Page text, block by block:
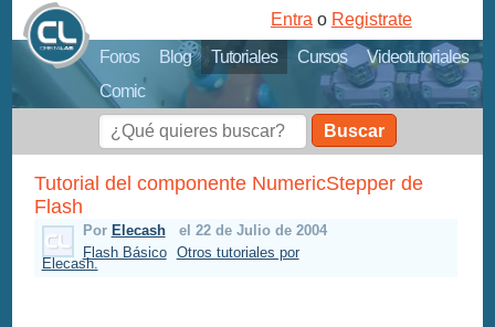
Foros Blog Tutoriales Cursos
Videotutoriales
Comic
Entra o Registrate
Buscar
Tutorial del componente NumericStepper de
Flash
Por Elecash
el 22 de Julio de 2004
Flash Básico
Otros tutoriales por
Elecash.